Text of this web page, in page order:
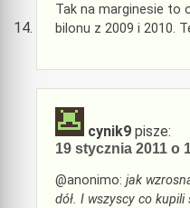
Tak na marginesie to
bilonu z 2009 i 2010.
cynik9 pisze:
19 stycznia 2011 o
@anonimo: jak
dół. I wszyscy co